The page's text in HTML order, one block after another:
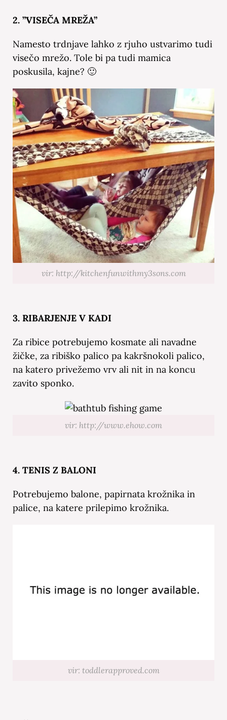
2. ”VISEČA MREŽA”
Namesto trdnjave lahko z rjuho ustvarimo tudi
visečo mrežo. Tole bi pa tudi mamica
poskusila, kajne? 🙂
vir: http://kitchenfunwithmy3sons.com
3. RIBARJENJE V KADI
Za ribice potrebujemo kosmate ali navadne
žičke, za ribiško palico pa kakršnokoli palico,
na katero privežemo vrv ali nit in na koncu
zavito sponko.
vir: http://www.ehow.com
4. TENIS Z BALONI
Potrebujemo balone, papirnata krožnika in
palice, na katere prilepimo krožnika.
vir: toddlerapproved.com